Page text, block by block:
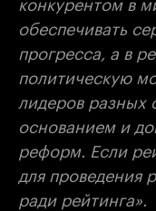
обеспечивать
прогресса, а в
политическую
лидеров разных
основанием и
реформ. Если
для проведения
ради рейтинга».